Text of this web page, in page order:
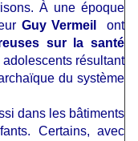
À une époque
Guy Vermeil
ont
sur la santé
résultant
du système
dans les bâtiments
Certains, avec